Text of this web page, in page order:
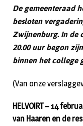
De gemeenteraad
besloten
Zwijnenburg. In de
20.00 uur begon
binnen het college
(Van onze
HELVOIRT – 14
van Haaren en de